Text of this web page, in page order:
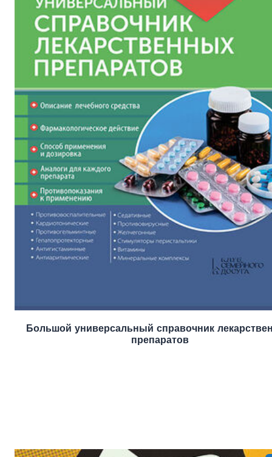
Большой универсальный справочник
препаратов